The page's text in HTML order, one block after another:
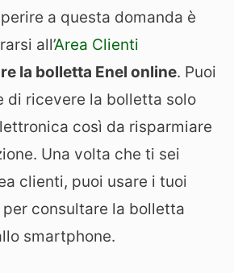
a questa domanda è
all’Area Clienti
la bolletta Enel online. Puoi
di ricevere la bolletta solo
così da risparmiare
Una volta che ti sei
clienti, puoi usare i tuoi
consultare la bolletta
smartphone.